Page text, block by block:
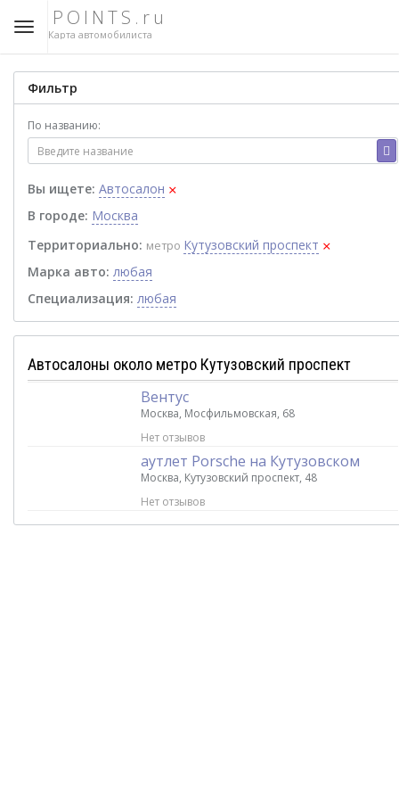
POINTS.ru
Карта автомобилиста
Фильтр
По названию:
Вы ищете: Автосалон ×
В городе: Москва
Территориально: метро Кутузовский проспект ×
Марка авто: любая
Специализация: любая
Автосалоны около метро Кутузовский проспект
Вентус
Москва, Мосфильмовская, 68
Нет отзывов
аутлет Porsche на Кутузовском
Москва, Кутузовский проспект, 48
Нет отзывов